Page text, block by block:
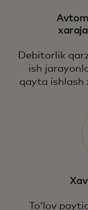
Debitorlik
ish
qayta
Toʻlov